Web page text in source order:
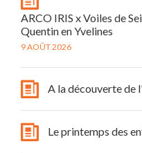
ARCO IRIS x Voiles de
Quentin en Yvelines
9 AOÛT 2026
A la découverte de
Le printemps des